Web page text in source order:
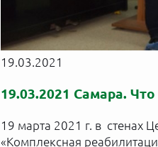
19.03.2021
19.03.2021 Самара.
19 марта 2021 г. в стенах
«Комплексная